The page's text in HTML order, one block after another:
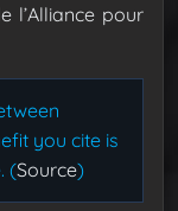
l’Alliance pour
you cite is
(Source)